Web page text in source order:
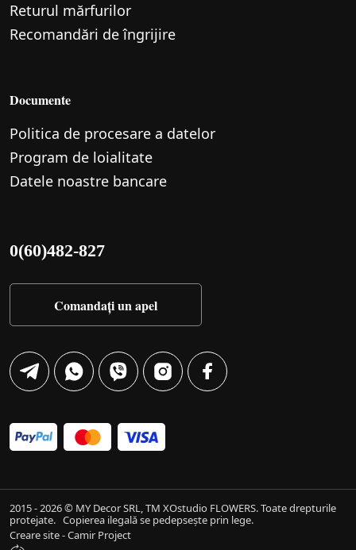
Returul mărfurilor
Recomandări de îngrijire
Documente
Politica de procesare a datelor
Program de loialitate
Datele noastre bancare
0(60)482-827
Comandați un apel
2015 - 2026 © MY Decor SRL, TM XOstudio FLOWERS. Toate drepturile
protejate. Copierea ilegală se pedepsește prin lege.
Creare site - Camir Project